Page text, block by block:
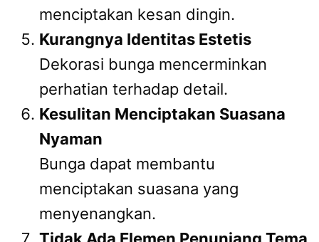
menciptakan kesan dingin.
Kurangnya Identitas Estetis
Dekorasi bunga mencerminkan
perhatian terhadap detail.
Kesulitan Menciptakan Suasana
Nyaman
Bunga dapat membantu
menciptakan suasana yang
menyenangkan.